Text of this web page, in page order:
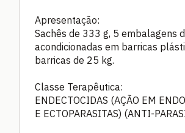
Apresentação:
Sachês de 333 g, 5 embalagens
acondicionadas em barricas
barricas de 25 kg.
Classe Terapêutica:
ENDECTOCIDAS (AÇÃO EM
E ECTOPARASITAS) (ANTI-